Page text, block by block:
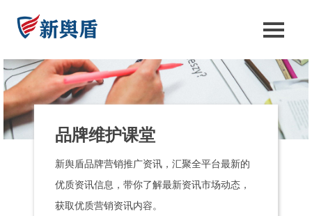
品牌维护课堂
新舆盾品牌营销推广资讯，汇聚全平台最新的
优质资讯信息，带你了解最新资讯市场动态，
获取优质营销资讯内容。